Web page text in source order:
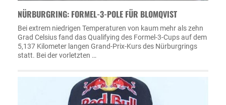
NÜRBURGRING: FORMEL-3-POLE FÜR BLOMQVIST
Bei extrem niedrigen Temperaturen von kaum mehr als zehn
Grad Celsius fand das Qualifying des Formel-3-Cups auf dem
5,137 Kilometer langen Grand-Prix-Kurs des Nürburgrings
statt. Bei der vorletzten …